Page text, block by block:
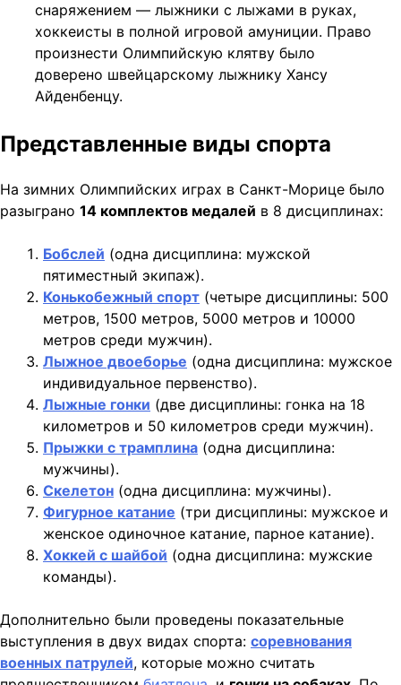
снаряжением — лыжники с лыжами в руках,
хоккеисты в полной игровой амуниции. Право
произнести Олимпийскую клятву было
доверено швейцарскому лыжнику Хансу
Айденбенцу.
Представленные виды спорта
На зимних Олимпийских играх в Санкт-Морице было
разыграно 14 комплектов медалей в 8 дисциплинах:
Бобслей (одна дисциплина: мужской
пятиместный экипаж).
Конькобежный спорт (четыре дисциплины: 500
метров, 1500 метров, 5000 метров и 10000
метров среди мужчин).
Лыжное двоеборье (одна дисциплина: мужское
индивидуальное первенство).
Лыжные гонки (две дисциплины: гонка на 18
километров и 50 километров среди мужчин).
Прыжки с трамплина (одна дисциплина:
мужчины).
Скелетон (одна дисциплина: мужчины).
Фигурное катание (три дисциплины: мужское и
женское одиночное катание, парное катание).
Хоккей с шайбой (одна дисциплина: мужские
команды).
Дополнительно были проведены показательные
выступления в двух видах спорта: соревнования
военных патрулей, которые можно считать